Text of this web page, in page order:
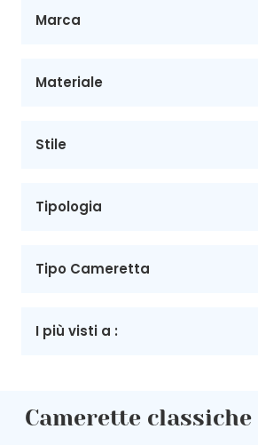
Marca
Materiale
Stile
Tipologia
Tipo Cameretta
I più visti a :
Camerette classiche